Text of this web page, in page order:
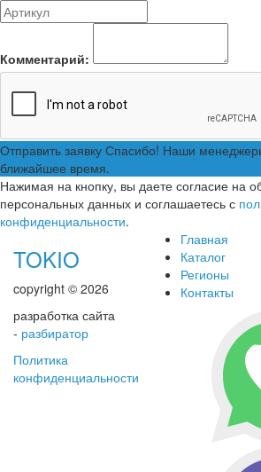
Комментарий:
Отправить заявку Спасибо! Наши
ближайшее время.
Нажимая на кнопку, вы даете согласие на
персональных данных и соглашаетесь с
конфиденциальности.
TOKIO
copyright © 2026
разработка сайта
- разбиратор
Политика
конфиденциальности
Главная
Каталог
Регионы
Контакты